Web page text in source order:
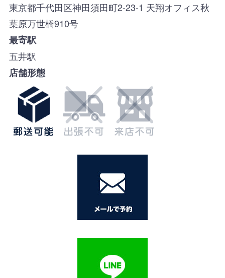
東京都千代田区神田須田町2-23-1 天翔オフィス秋
葉原万世橋910号
最寄駅
五井駅
店舗形態